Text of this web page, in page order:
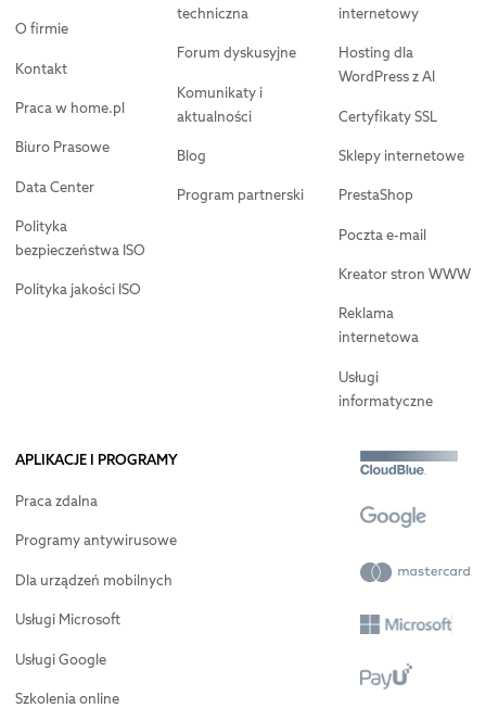
O firmie
Kontakt
Praca w home.pl
Biuro Prasowe
Data Center
Polityka
bezpieczeństwa ISO
Polityka jakości ISO
techniczna
Forum dyskusyjne
Komunikaty i
aktualności
Blog
Program partnerski
internetowy
Hosting dla
WordPress z AI
Certyfikaty SSL
Sklepy internetowe
PrestaShop
Poczta e-mail
Kreator stron WWW
Reklama
internetowa
Usługi
informatyczne
APLIKACJE I PROGRAMY
Praca zdalna
Programy antywirusowe
Dla urządzeń mobilnych
Usługi Microsoft
Usługi Google
Szkolenia online